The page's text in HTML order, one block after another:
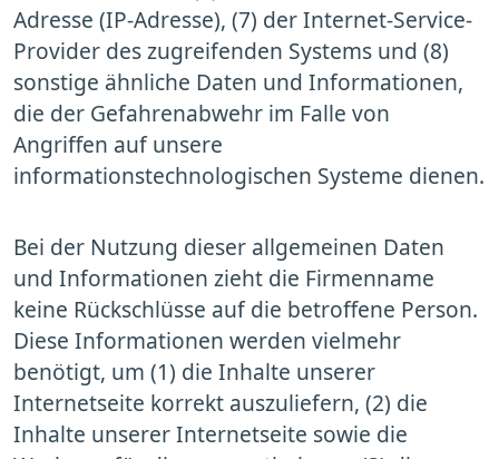
Adresse (IP-Adresse), (7) der Internet-Service-
Provider des zugreifenden Systems und (8)
sonstige ähnliche Daten und Informationen,
die der Gefahrenabwehr im Falle von
Angriffen auf unsere
informationstechnologischen Systeme dienen.
Bei der Nutzung dieser allgemeinen Daten
und Informationen zieht die Firmenname
keine Rückschlüsse auf die betroffene Person.
Diese Informationen werden vielmehr
benötigt, um (1) die Inhalte unserer
Internetseite korrekt auszuliefern, (2) die
Inhalte unserer Internetseite sowie die